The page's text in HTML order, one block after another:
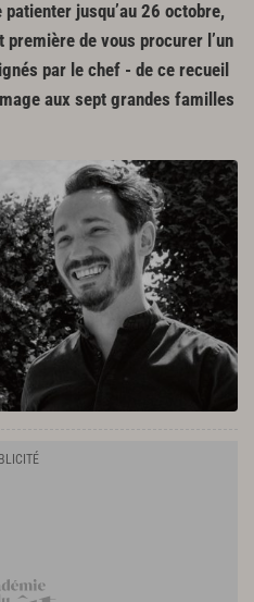
jusqu’au 26 octobre,
première de vous procurer l’un
par le chef - de ce recueil
aux sept grandes familles